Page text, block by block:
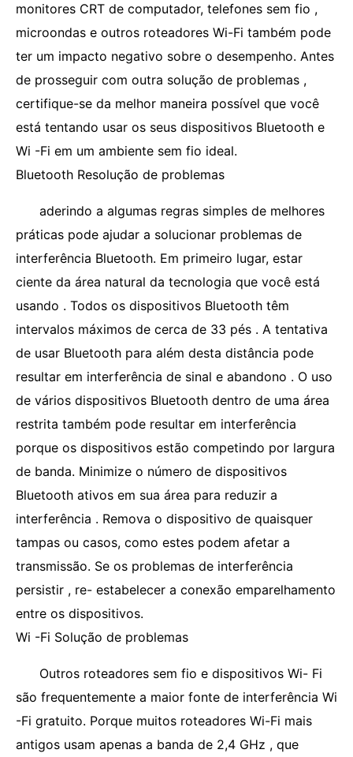
monitores CRT de computador, telefones sem fio ,
microondas e outros roteadores Wi-Fi também pode
ter um impacto negativo sobre o desempenho. Antes
de prosseguir com outra solução de problemas ,
certifique-se da melhor maneira possível que você
está tentando usar os seus dispositivos Bluetooth e
Wi -Fi em um ambiente sem fio ideal.
Bluetooth Resolução de problemas
aderindo a algumas regras simples de melhores
práticas pode ajudar a solucionar problemas de
interferência Bluetooth. Em primeiro lugar, estar
ciente da área natural da tecnologia que você está
usando . Todos os dispositivos Bluetooth têm
intervalos máximos de cerca de 33 pés . A tentativa
de usar Bluetooth para além desta distância pode
resultar em interferência de sinal e abandono . O uso
de vários dispositivos Bluetooth dentro de uma área
restrita também pode resultar em interferência
porque os dispositivos estão competindo por largura
de banda. Minimize o número de dispositivos
Bluetooth ativos em sua área para reduzir a
interferência . Remova o dispositivo de quaisquer
tampas ou casos, como estes podem afetar a
transmissão. Se os problemas de interferência
persistir , re- estabelecer a conexão emparelhamento
entre os dispositivos.
Wi -Fi Solução de problemas
Outros roteadores sem fio e dispositivos Wi- Fi
são frequentemente a maior fonte de interferência Wi
-Fi gratuito. Porque muitos roteadores Wi-Fi mais
antigos usam apenas a banda de 2,4 GHz , que